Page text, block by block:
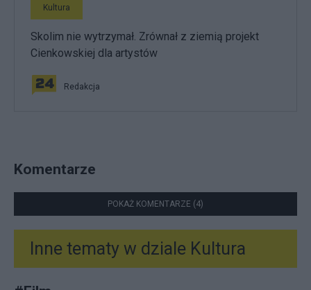
Kultura
Skolim nie wytrzymał. Zrównał z ziemią projekt
Cienkowskiej dla artystów
Redakcja
Komentarze
POKAŻ KOMENTARZE (4)
Inne tematy w dziale Kultura